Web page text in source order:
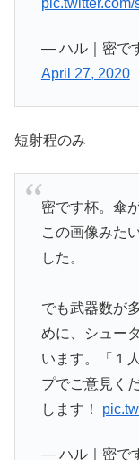
— ハル｜密で
April 27, 2020
短射程のみ
密です杯。傘
この画像みた
した。
でも武器数が
めに、シュー
います。「１
プでご意見く
します！
— ハル｜密で